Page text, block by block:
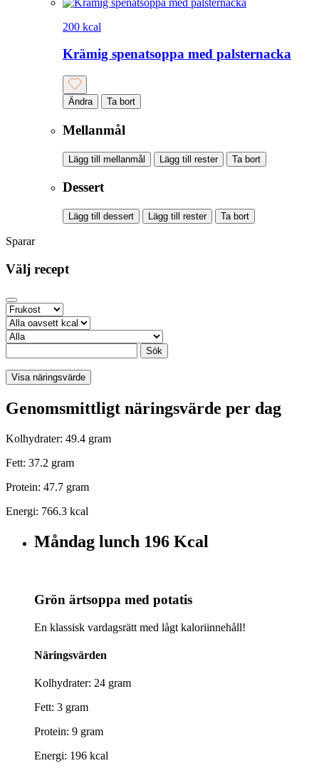
200 kcal
Krämig spenatsoppa med palsternacka
Ändra Ta bort
Mellanmål
Lägg till mellanmål Lägg till rester Ta bort
Dessert
Lägg till dessert Lägg till rester Ta bort
Sparar
Välj recept
Sök
Visa näringsvärde
Genomsmittligt näringsvärde per dag
Kolhydrater: 49.4 gram
Fett: 37.2 gram
Protein: 47.7 gram
Energi: 766.3 kcal
Måndag lunch 196 Kcal
Grön ärtsoppa med potatis
En klassisk vardagsrätt med lågt kaloriinnehåll!
Näringsvärden
Kolhydrater: 24 gram
Fett: 3 gram
Protein: 9 gram
Energi: 196 kcal